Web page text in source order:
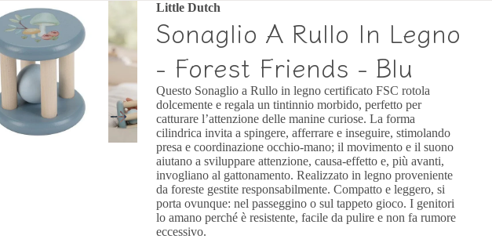
Little Dutch
Sonaglio A Rullo In Legno
- Forest Friends - Blu
Questo Sonaglio a Rullo in legno certificato FSC rotola
dolcemente e regala un tintinnio morbido, perfetto per
catturare l’attenzione delle manine curiose. La forma
cilindrica invita a spingere, afferrare e inseguire, stimolando
presa e coordinazione occhio‑mano; il movimento e il suono
aiutano a sviluppare attenzione, causa‑effetto e, più avanti,
invogliano al gattonamento. Realizzato in legno proveniente
da foreste gestite responsabilmente. Compatto e leggero, si
porta ovunque: nel passeggino o sul tappeto gioco. I genitori
lo amano perché è resistente, facile da pulire e non fa rumore
eccessivo.